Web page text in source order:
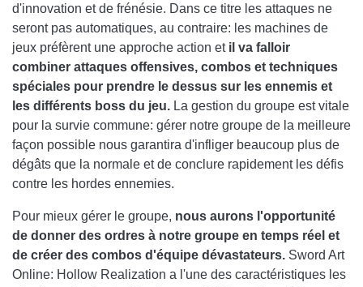
d'innovation et de frénésie. Dans ce titre les attaques ne
seront pas automatiques, au contraire: les machines de
jeux préfèrent une approche action et il va falloir
combiner attaques offensives, combos et techniques
spéciales pour prendre le dessus sur les ennemis et
les différents boss du jeu. La gestion du groupe est vitale
pour la survie commune: gérer notre groupe de la meilleure
façon possible nous garantira d'infliger beaucoup plus de
dégâts que la normale et de conclure rapidement les défis
contre les hordes ennemies.
Pour mieux gérer le groupe, nous aurons l'opportunité
de donner des ordres à notre groupe en temps réel et
de créer des combos d'équipe dévastateurs. Sword Art
Online: Hollow Realization a l'une des caractéristiques les